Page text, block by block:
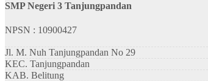
SMP Negeri 3 Tanjungpandan
NPSN : 10900427
Jl. M. Nuh Tanjungpandan No 29
KEC. Tanjungpandan
KAB. Belitung